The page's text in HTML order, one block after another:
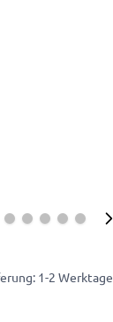
1-2 Werktage